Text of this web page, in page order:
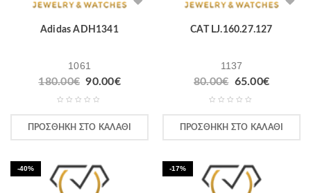
Adidas ADH1341
1061
180.00€ 90.00€
ΠΡΟΣΘΉΚΗ ΣΤΟ ΚΑΛΆΘΙ
CAT LJ.160.27.127
1137
80.00€ 65.00€
ΠΡΟΣΘΉΚΗ ΣΤΟ ΚΑΛΆΘΙ
-40% -17%